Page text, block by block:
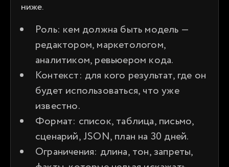
ниже.
Роль: кем должна быть модель —
редактором, маркетологом,
аналитиком, ревьюером кода.
Контекст: для кого результат, где он
будет использоваться, что уже
известно.
Формат: список, таблица, письмо,
сценарий, JSON, план на 30 дней.
Ограничения: длина, тон, запреты,